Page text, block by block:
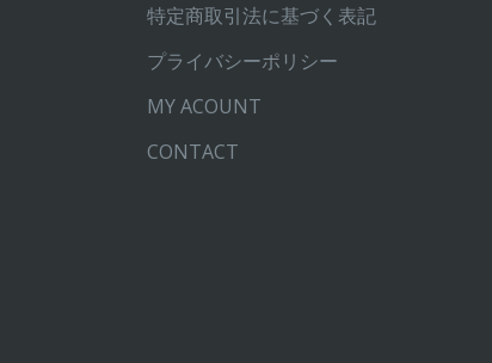
特定商取引法に基づく表記
プライバシーポリシー
MY ACOUNT
CONTACT